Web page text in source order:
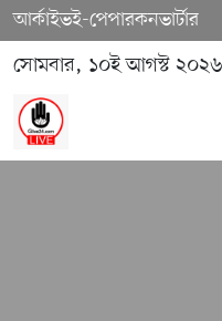
আর্কাইভই-পেপারকনভার্টার
সোমবার, ১০ই আগস্ট